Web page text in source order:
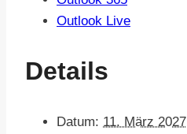
Outlook Live
Details
Datum: 11. März 2027